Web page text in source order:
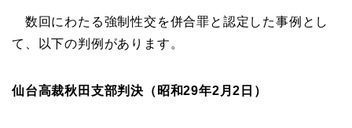
数回にわたる強制性交を併合罪と認定した事例とし
て、以下の判例があります。
仙台高裁秋田支部判決（昭和29年2月2日）